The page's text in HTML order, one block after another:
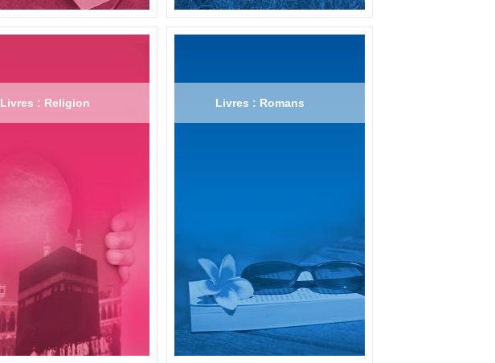
Livres : Religion Livres : Romans